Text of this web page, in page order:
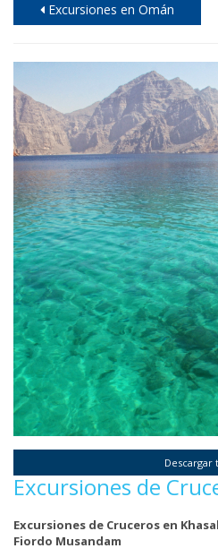
Excursiones en Omán
Descargar
Excursiones de
Excursiones de Cruceros en
Fiordo Musandam